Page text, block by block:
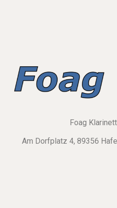
Foag
Am Dorfplatz 4, 89356